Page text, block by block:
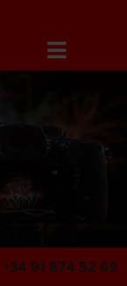
+34 91 874 52 69